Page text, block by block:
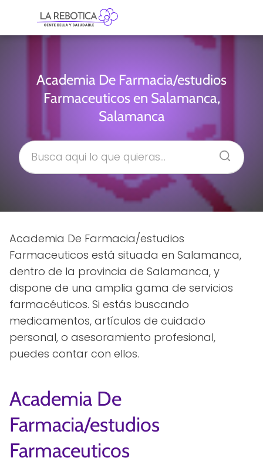
Academia De Farmacia/estudios
Farmaceuticos en Salamanca,
Salamanca
Academia De Farmacia/estudios
Farmaceuticos está situada en Salamanca,
dentro de la provincia de Salamanca, y
dispone de una amplia gama de servicios
farmacéuticos. Si estás buscando
medicamentos, artículos de cuidado
personal, o asesoramiento profesional,
puedes contar con ellos.
Academia De
Farmacia/estudios
Farmaceuticos